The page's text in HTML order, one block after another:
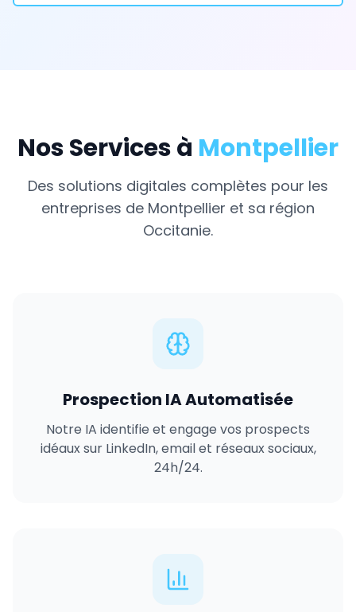
Nos Services à Montpellier
Des solutions digitales complètes pour les
entreprises de Montpellier et sa région
Occitanie.
Prospection IA Automatisée
Notre IA identifie et engage vos prospects
idéaux sur LinkedIn, email et réseaux sociaux,
24h/24.